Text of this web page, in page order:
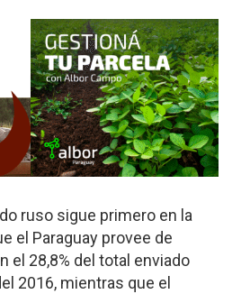
ruso sigue primero en la
el Paraguay provee de
el 28,8% del total enviado
2016, mientras que el